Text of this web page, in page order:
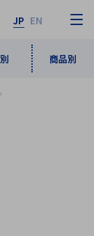
JP EN
商品別